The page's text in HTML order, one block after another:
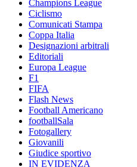
Champions League
Ciclismo
Comunicati Stampa
Coppa Italia
Designazioni arbitrali
Editoriali
Europa League
F1
FIFA
Flash News
Football Americano
footballSala
Fotogallery
Giovanili
Giudice sportivo
IN EVIDENZA